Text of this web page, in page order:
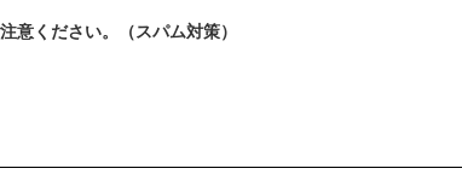
意ください。（スパム対策）